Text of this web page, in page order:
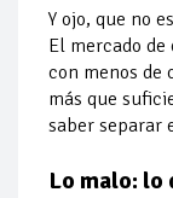
Y ojo, que no
El mercado
con menos de
más que
saber separar
Lo malo: lo